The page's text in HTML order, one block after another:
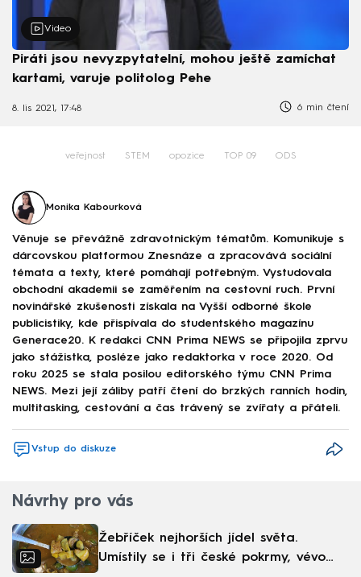
Video
Piráti jsou nevyzpytatelní, mohou ještě zamíchat
kartami, varuje politolog Pehe
8. lis 2021, 17:48 6 min čtení
veřejnost STEM opozice TOP 09 ODS
Monika Kabourková
Věnuje se převážně zdravotnickým tématům. Komunikuje s
dárcovskou platformou Znesnáze a zpracovává sociální
témata a texty, které pomáhají potřebným. Vystudovala
obchodní akademii se zaměřením na cestovní ruch. První
novinářské zkušenosti získala na Vyšší odborné škole
publicistiky, kde přispívala do studentského magazínu
Generace20. K redakci CNN Prima NEWS se připojila zprvu
jako stážistka, posléze jako redaktorka v roce 2020. Od
roku 2025 se stala posilou editorského týmu CNN Prima
NEWS. Mezi její záliby patří čtení do brzkých ranních hodin,
multitasking, cestování a čas trávený se zvířaty a přáteli.
Vstup do diskuze
Návrhy pro vás
Žebříček nejhorších jídel světa.
Umístily se i tři české pokrmy, vévodí